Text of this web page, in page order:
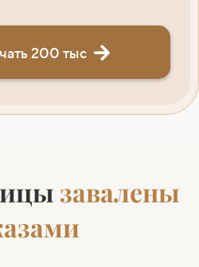
200 тыс
завалены